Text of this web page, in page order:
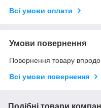
Всі умови оплати
Умови повернення
Повернення товару
Всі умови повернення
Подібні товари